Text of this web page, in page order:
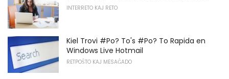
INTERRETO KAJ RETO
Kiel Trovi #Po? To's #Po? To Rapida en
Windows Live Hotmail
RETPOŜTO KAJ MESAĜADO